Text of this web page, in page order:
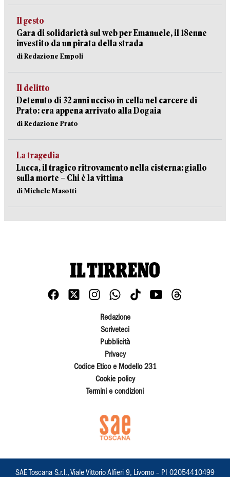
Il gesto
Gara di solidarietà sul web per Emanuele, il 18enne
investito da un pirata della strada
di Redazione Empoli
Il delitto
Detenuto di 32 anni ucciso in cella nel carcere di
Prato: era appena arrivato alla Dogaia
di Redazione Prato
La tragedia
Lucca, il tragico ritrovamento nella cisterna: giallo
sulla morte – Chi è la vittima
di Michele Masotti
Redazione
Scriveteci
Pubblicità
Privacy
Codice Etico e Modello 231
Cookie policy
Termini e condizioni
SAE Toscana S.r.l., Viale Vittorio Alfieri 9, Livorno – PI 02054410499